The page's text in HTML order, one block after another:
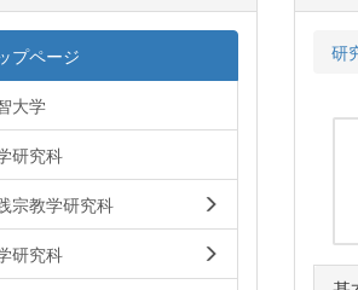
研
プページ
大学
研究科
宗教学研究科
研究科